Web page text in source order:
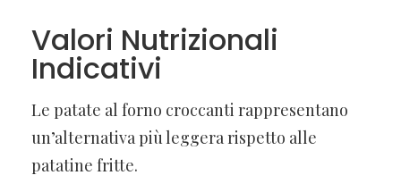
Valori Nutrizionali
Indicativi
Le patate al forno croccanti rappresentano
un’alternativa più leggera rispetto alle
patatine fritte.